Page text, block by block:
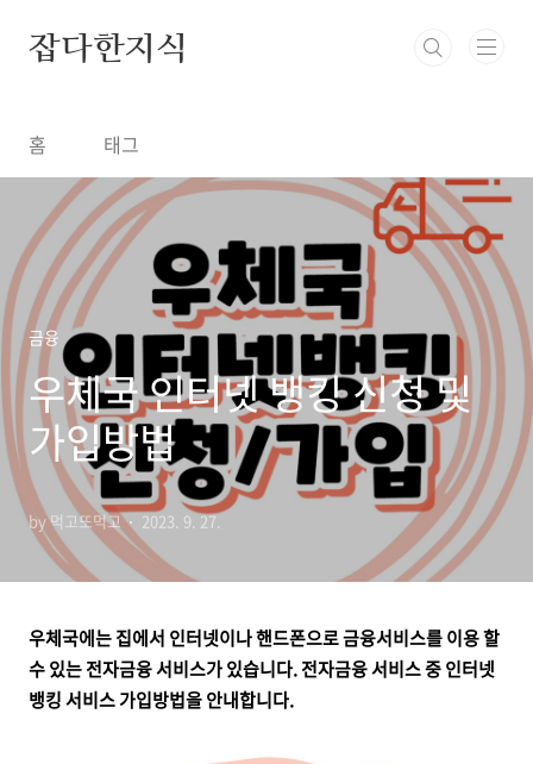
잡다한지식
홈 태그
금융
우체국 인터넷 뱅킹 신청 및
가입방법
by 먹고또먹고 2023. 9. 27.
우체국에는 집에서 인터넷이나 핸드폰으로 금융서비스를 이용 할
수 있는 전자금융 서비스가 있습니다. 전자금융 서비스 중 인터넷
뱅킹 서비스 가입방법을 안내합니다.